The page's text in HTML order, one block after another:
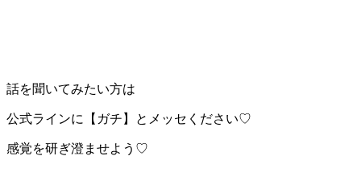
話を聞いてみたい方は
公式ラインに【ガチ】とメッセください♡
感覚を研ぎ澄ませよう♡